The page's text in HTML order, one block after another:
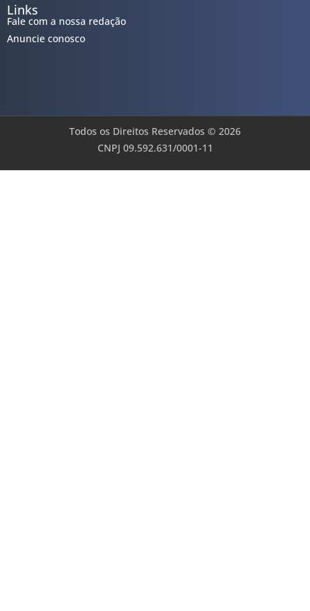
Links
Fale com a nossa redação
Anuncie conosco
Todos os Direitos Reservados © 2026
CNPJ 09.592.631/0001-11